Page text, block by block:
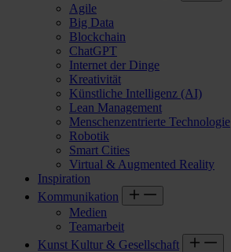
Agile
Big Data
Blockchain
ChatGPT
Internet der Dinge
Kreativität
Künstliche Intelligenz (AI)
Lean Management
Menschenzentrierte Technologie
Robotik
Smart Cities
Virtual & Augmented Reality
Inspiration
Kommunikation
Medien
Teamarbeit
Kunst Kultur & Gesellschaft